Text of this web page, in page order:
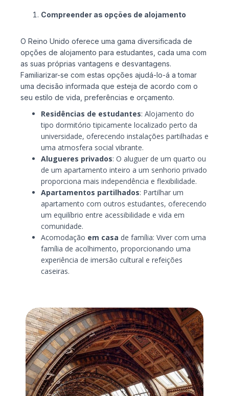
Compreender as opções de alojamento
O Reino Unido oferece uma gama diversificada de
opções de alojamento para estudantes, cada uma com
as suas próprias vantagens e desvantagens.
Familiarizar-se com estas opções ajudá-lo-á a tomar
uma decisão informada que esteja de acordo com o
seu estilo de vida, preferências e orçamento.
Residências de estudantes: Alojamento do
tipo dormitório tipicamente localizado perto da
universidade, oferecendo instalações partilhadas e
uma atmosfera social vibrante.
Alugueres privados: O aluguer de um quarto ou
de um apartamento inteiro a um senhorio privado
proporciona mais independência e flexibilidade.
Apartamentos partilhados: Partilhar um
apartamento com outros estudantes, oferecendo
um equilíbrio entre acessibilidade e vida em
comunidade.
Acomodação em casa de família: Viver com uma
família de acolhimento, proporcionando uma
experiência de imersão cultural e refeições
caseiras.